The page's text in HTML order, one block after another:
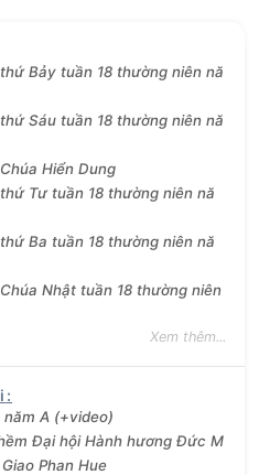
Bảy tuần 18 thường niên nă
Sáu tuần 18 thường niên nă
Hiển Dung
Tư tuần 18 thường niên nă
Ba tuần 18 thường niên nă
Nhật tuần 18 thường niên
Xem thêm...
:
A (+video)
Đại hội Hành hương Đức M
Phan Hue